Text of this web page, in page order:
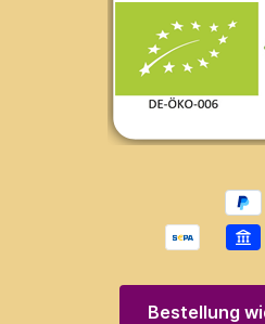
Bestellung